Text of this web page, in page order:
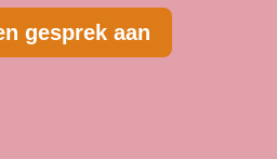
gesprek aan